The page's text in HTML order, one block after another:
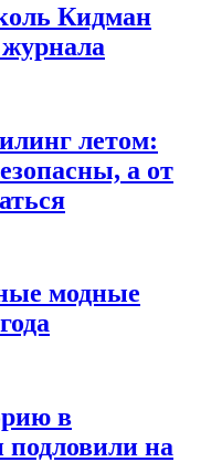
Кидман
летом:
а от
модные
в
на